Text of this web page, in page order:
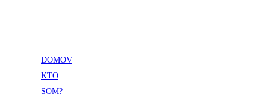
DOMOV
KTO
SOM?